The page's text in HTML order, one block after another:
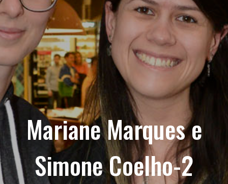
Mariane Marques e
Simone Coelho-2